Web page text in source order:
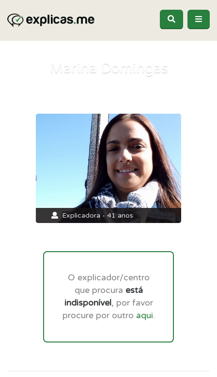
Marina Domingas
Explicadora - 41 anos
O explicador/centro
que procura está
indisponível, por favor
procure por outro aqui.